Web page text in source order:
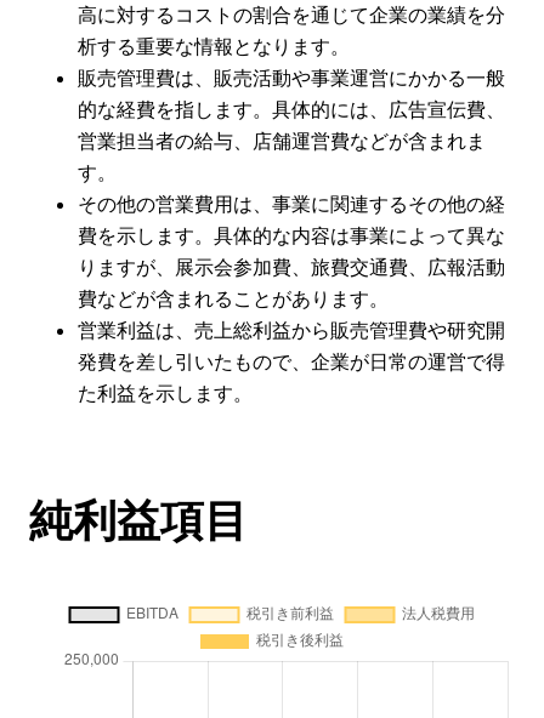
高に対するコストの割合を通じて企業の業績を分
析する重要な情報となります。
販売管理費は、販売活動や事業運営にかかる一般
的な経費を指します。具体的には、広告宣伝費、
営業担当者の給与、店舗運営費などが含まれま
す。
その他の営業費用は、事業に関連するその他の経
費を示します。具体的な内容は事業によって異な
りますが、展示会参加費、旅費交通費、広報活動
費などが含まれることがあります。
営業利益は、売上総利益から販売管理費や研究開
発費を差し引いたもので、企業が日常の運営で得
た利益を示します。
純利益項目